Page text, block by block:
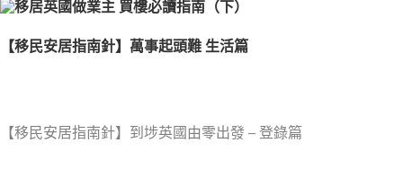
【移民安居指南針】萬事起頭難 生活篇
【移民安居指南針】到埗英國由零出發 – 登錄篇